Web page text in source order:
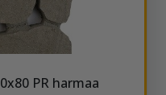
PR harmaa